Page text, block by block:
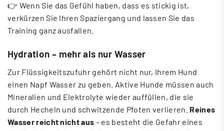
👉 Wenn Sie das Gefühl haben, dass es stickig ist,
verkürzen Sie Ihren Spaziergang und lassen Sie das
Training ganz ausfallen.
Hydration – mehr als nur Wasser
Zur Flüssigkeitszufuhr gehört nicht nur, Ihrem Hund
einen Napf Wasser zu geben. Aktive Hunde müssen auch
Mineralien und Elektrolyte wieder auffüllen, die sie
durch Hecheln und schwitzende Pfoten verlieren. Reines
Wasser reicht nicht aus – es besteht die Gefahr eines